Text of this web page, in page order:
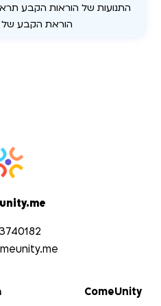
הוראת הקבע של
ComeUnity